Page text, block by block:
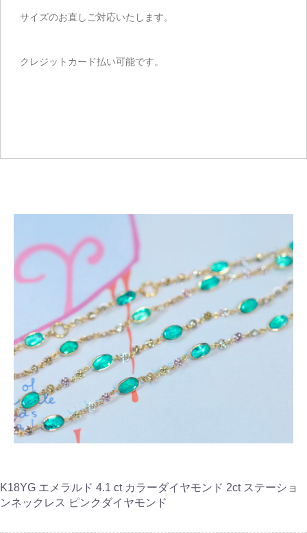
サイズのお直しご対応いたします。
クレジットカード払い可能です。
K18YG エメラルド 4.1 ct カラーダイヤモンド 2ct ステーショ
ンネックレス ピンクダイヤモンド